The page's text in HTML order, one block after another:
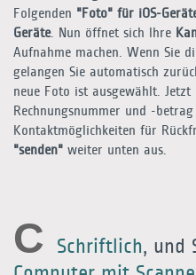
Folgenden "Foto" für iOS-
Geräte. Nun öffnet sich Ihre
Aufnahme machen. Wenn Sie
gelangen Sie automatisch
neue Foto ist ausgewählt. Jetzt
Rechnungsnummer und -
Kontaktmöglichkeiten für
"senden" weiter unten aus.
C Schriftlich, und